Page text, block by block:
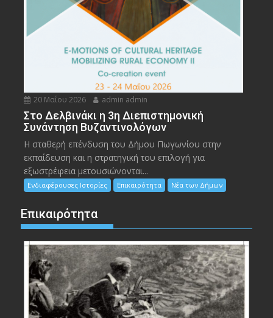
20 Μαΐου 2026 admin admin
Στο Δελβινάκι η 3η Διεπιστημονική
Συνάντηση Βυζαντινολόγων
Η σταθερή επένδυση του Δήμου Πωγωνίου στην
εκπαίδευση και η στρατηγική του επιλογή για
εξωστρέφεια μετουσιώνονται...
Ενδιαφέρουσες Ιστορίες Επικαιρότητα Νέα των Δήμων
Επικαιρότητα